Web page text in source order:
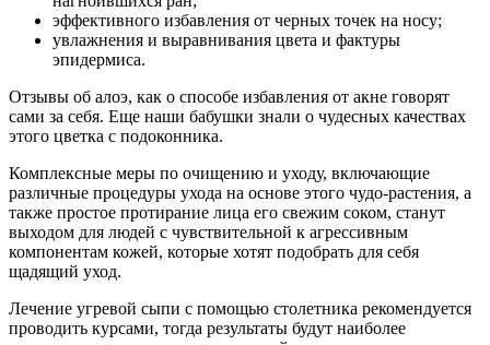
эффективного избавления от черных точек на носу;
увлажнения и выравнивания цвета и фактуры
эпидермиса.
Отзывы об алоэ, как о способе избавления от акне говорят
сами за себя. Еще наши бабушки знали о чудесных качествах
этого цветка с подоконника.
Комплексные меры по очищению и уходу, включающие
различные процедуры ухода на основе этого чудо-растения, а
также простое протирание лица его свежим соком, станут
выходом для людей с чувствительной к агрессивным
компонентам кожей, которые хотят подобрать для себя
щадящий уход.
Лечение угревой сыпи с помощью столетника рекомендуется
проводить курсами, тогда результаты будут наиболее